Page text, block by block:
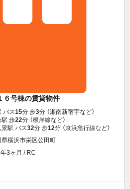
６号棟の賃貸物件
バス15分 歩3分 （湘南新宿宇など）
駅 歩22分 （根岸線など）
駅 バス32分 歩12分 （京浜急行線など）
県横浜市栄区公田町
3ヶ月 / RC